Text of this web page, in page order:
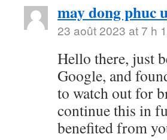
may dong phuc
23 août 2023 at 7 h
Hello there, just
Google, and
to watch out for
continue this in
benefited from